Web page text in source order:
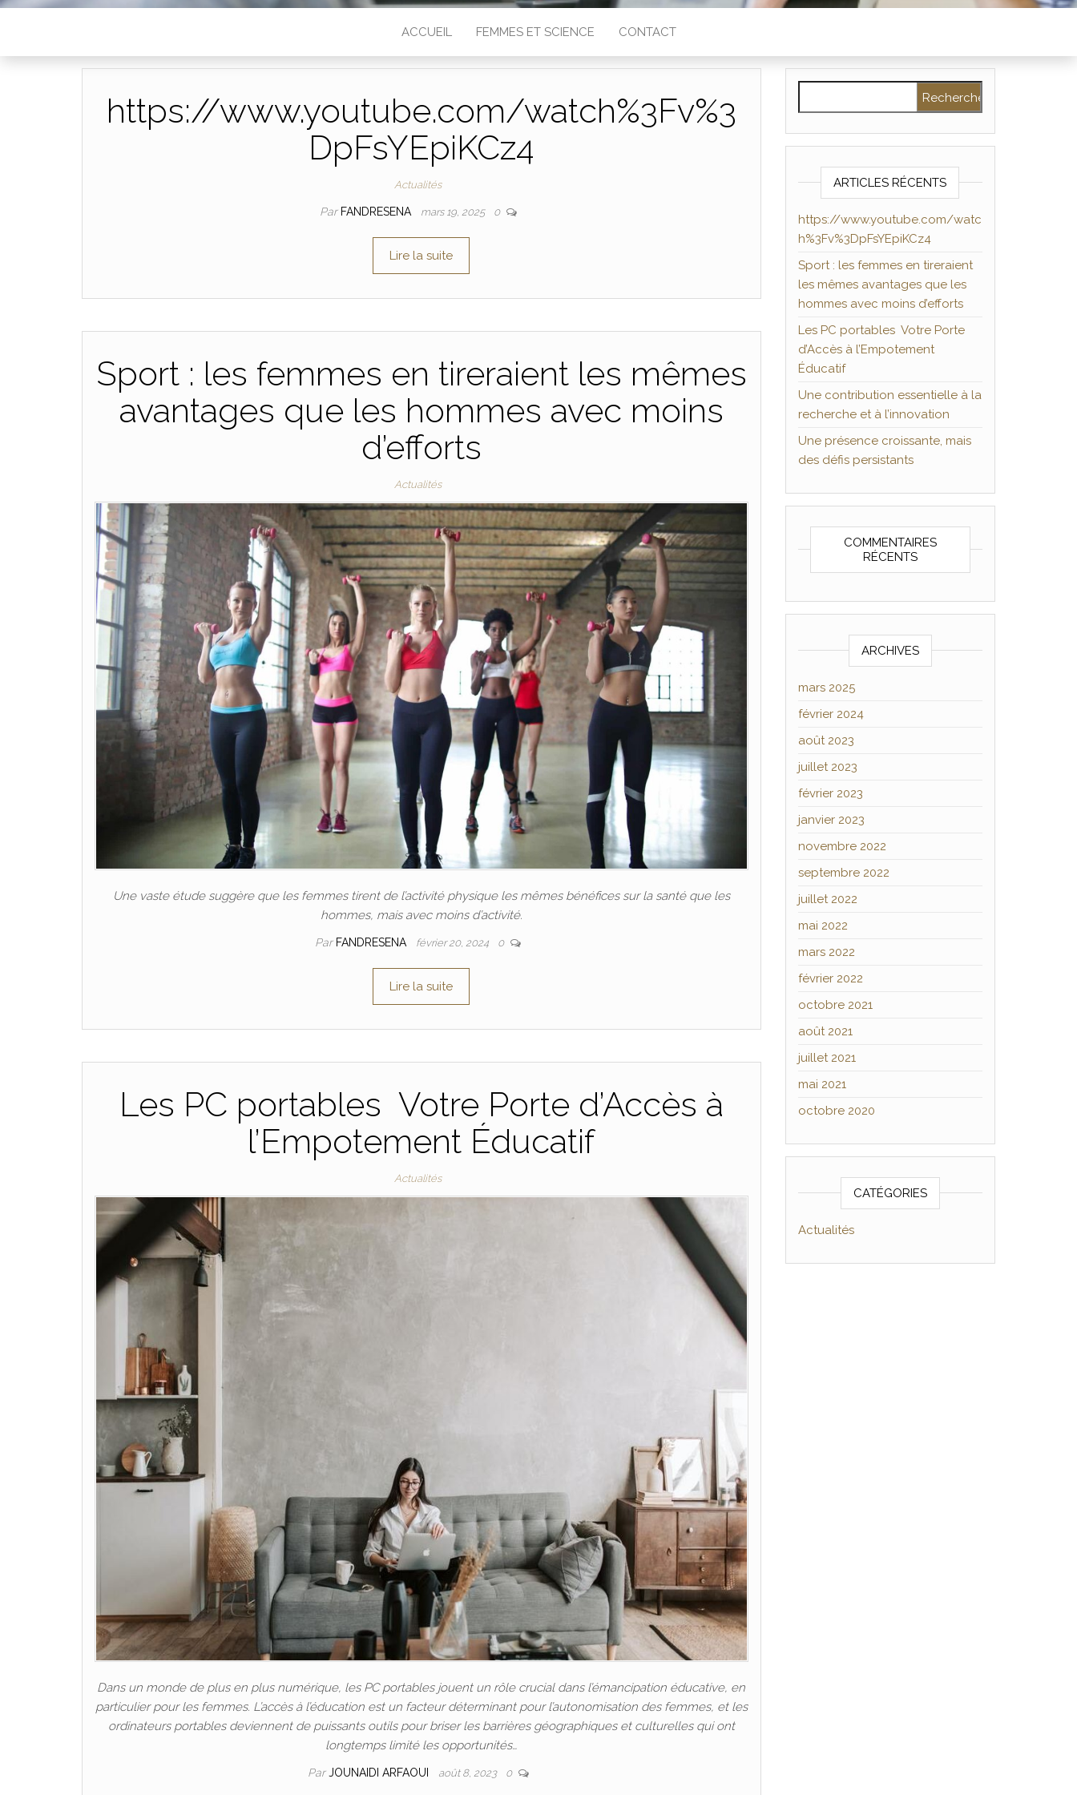
ACCUEIL FEMMES ET SCIENCE CONTACT
https://www.youtube.com/watch%3Fv%3
DpFsYEpiKCz4
Actualités
Par FANDRESENA mars 19, 2025 0
Lire la suite
Sport : les femmes en tireraient les mêmes
avantages que les hommes avec moins
d’efforts
Actualités
Une vaste étude suggère que les femmes tirent de l’activité physique les mêmes bénéfices sur la santé que les
hommes, mais avec moins d’activité.
Par FANDRESENA février 20, 2024 0
Lire la suite
Les PC portables Votre Porte d’Accès à
l’Empotement Éducatif
Actualités
Dans un monde de plus en plus numérique, les PC portables jouent un rôle crucial dans l’émancipation éducative, en
particulier pour les femmes. L’accès à l’éducation est un facteur déterminant pour l’autonomisation des femmes, et les
ordinateurs portables deviennent de puissants outils pour briser les barrières géographiques et culturelles qui ont
longtemps limité les opportunités…
ParJOUNAIDI ARFAOUI août 8, 2023 0
ARTICLES RÉCENTS
https://www.youtube.com/watc
h%3Fv%3DpFsYEpiKCz4
Sport : les femmes en tireraient
les mêmes avantages que les
hommes avec moins d’efforts
Les PC portables Votre Porte
d’Accès à l’Empotement
Éducatif
Une contribution essentielle à la
recherche et à l’innovation
Une présence croissante, mais
des défis persistants
COMMENTAIRES
RÉCENTS
ARCHIVES
mars 2025
février 2024
août 2023
juillet 2023
février 2023
janvier 2023
novembre 2022
septembre 2022
juillet 2022
mai 2022
mars 2022
février 2022
octobre 2021
août 2021
juillet 2021
mai 2021
octobre 2020
CATÉGORIES
Actualités